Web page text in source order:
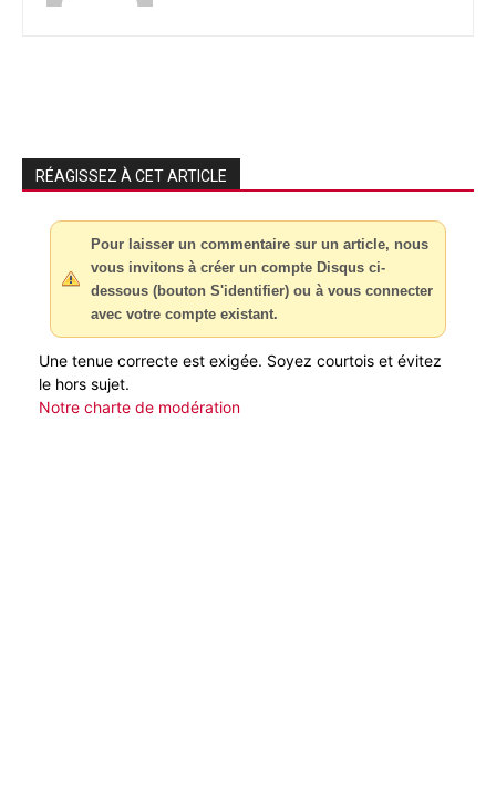
RÉAGISSEZ À CET ARTICLE
Pour laisser un commentaire sur un article, nous
vous invitons à créer un compte Disqus ci-
dessous (bouton S'identifier) ou à vous connecter
avec votre compte existant.
Une tenue correcte est exigée. Soyez courtois et évitez
le hors sujet.
Notre charte de modération